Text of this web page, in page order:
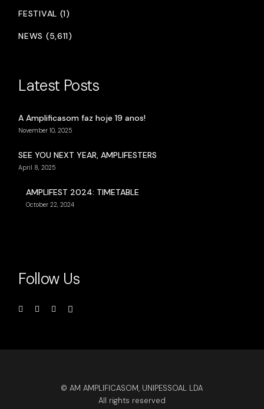
FESTIVAL (1)
NEWS (5,611)
Latest Posts
A Amplificasom faz hoje 19 anos!
November 10, 2025
SEE YOU NEXT YEAR, AMPLIFESTERS
April 8, 2025
AMPLIFEST 2024: TIMETABLE
October 22, 2024
Follow Us
© AM AMPLIFICASOM, UNIPESSOAL LDA
All rights reserved